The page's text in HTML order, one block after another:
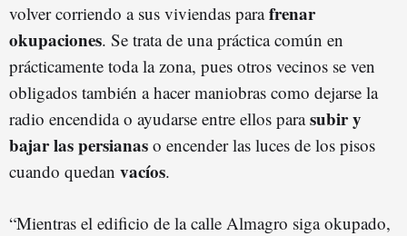
volver corriendo a sus viviendas parafrenar
okupaciones. Se trata de una práctica común en
prácticamente toda la zona, pues otros vecinos se ven
obligados también a hacer maniobras como dejarse la
radio encendida o ayudarse entre ellos parasubir y
bajar las persianas o encender las luces de los pisos
cuando quedan vacíos.
“Mientras el edificio de la calle Almagro siga okupado,